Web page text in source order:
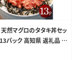
然マグロのタタキ丼セッ
パック 高知県 返礼品 12
天然 まぐろたたき まぐろ